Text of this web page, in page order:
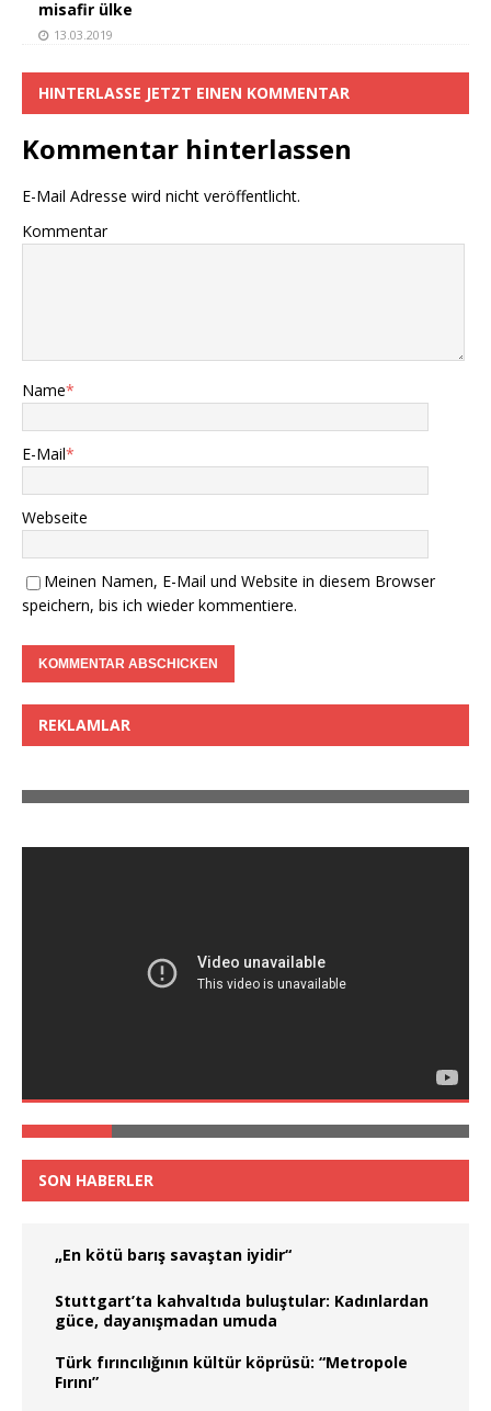
misafir ülke
13.03.2019
HINTERLASSE JETZT EINEN KOMMENTAR
Kommentar hinterlassen
E-Mail Adresse wird nicht veröffentlicht.
Kommentar
Name*
E-Mail*
Webseite
Meinen Namen, E-Mail und Website in diesem Browser
speichern, bis ich wieder kommentiere.
REKLAMLAR
SON HABERLER
„En kötü barış savaştan iyidir“
Stuttgart’ta kahvaltıda buluştular: Kadınlardan
güce, dayanışmadan umuda
Türk fırıncılığının kültür köprüsü: “Metropole
Fırını”